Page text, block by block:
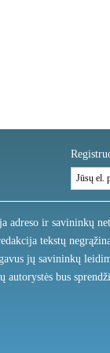
adreso ir savininkų
tekstų
jų savininkų
autorystės bus